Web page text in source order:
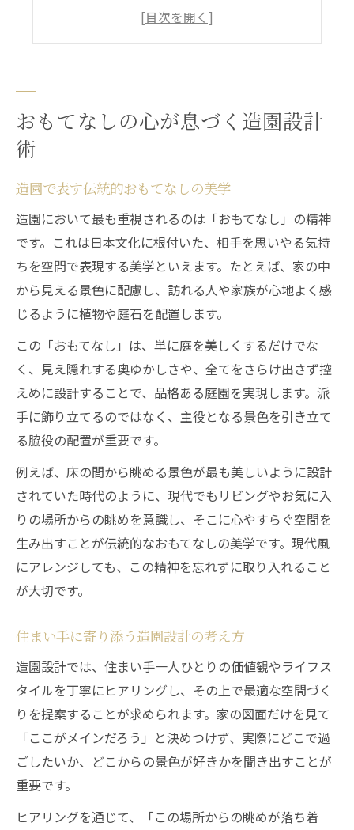
造園で叶える心地よい迎え入れ空間
造園に宿る品格と美しさの調和技法
造園設計で大切なバランス感覚とは
派手さを避ける造園の上品な工夫
景色を最大限に活かす造園の発想法
造園視点で考える眺望の活かし方
家の中から楽しむ造園景色の作り方
日常に溶け込む造園の景観アイデア
リビングから見える造園美の工夫
住まいに溶け込む現代的造園デザイン解説
造園で実現する現代的住空間の魅力
モダン造園が暮らしにもたらす効果
伝統と現代性を融合する造園設計術
新しい造園デザインの発想と工夫
住まいと調和する造園デザイン要素
主役と脇役が織り成す奥ゆかしい庭づくり
奥ゆかしさを生む造園の配置技術
見え隠れする美しさを造園で表現
造園設計で素材の役割を活かす方法
控えめな演出が造園美を際立たせる
日本文化を伝える造園の基本構造を学ぶ
造園に息づく日本文化の構造を理解
造園構造に込められた文化の意味
おもてなしの心が息づく造園設計
術
造園で表す伝統的おもてなしの美学
造園において最も重視されるのは「おもてなし」の精神
です。これは日本文化に根付いた、相手を思いやる気持
ちを空間で表現する美学といえます。たとえば、家の中
から見える景色に配慮し、訪れる人や家族が心地よく感
じるように植物や庭石を配置します。
この「おもてなし」は、単に庭を美しくするだけでな
く、見え隠れする奥ゆかしさや、全てをさらけ出さず控
えめに設計することで、品格ある庭園を実現します。派
手に飾り立てるのではなく、主役となる景色を引き立て
る脇役の配置が重要です。
例えば、床の間から眺める景色が最も美しいように設計
されていた時代のように、現代でもリビングやお気に入
りの場所からの眺めを意識し、そこに心やすらぐ空間を
生み出すことが伝統的なおもてなしの美学です。現代風
にアレンジしても、この精神を忘れずに取り入れること
が大切です。
住まい手に寄り添う造園設計の考え方
造園設計では、住まい手一人ひとりの価値観やライフス
タイルを丁寧にヒアリングし、その上で最適な空間づく
りを提案することが求められます。家の図面だけを見て
「ここがメインだろう」と決めつけず、実際にどこで過
ごしたいか、どこからの景色が好きかを聞き出すことが
重要です。
ヒアリングを通じて、「この場所からの眺めが落ち着